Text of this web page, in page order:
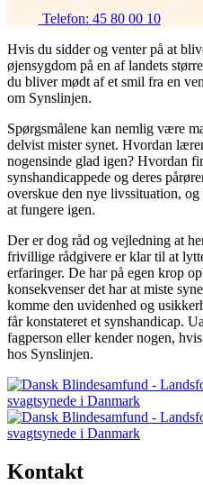
Telefon: 45 80 00 10
Hvis du sidder og venter på at
øjensygdom på en af landets
du bliver mødt af et smil fra en
om Synslinjen.
Spørgsmålene kan nemlig være
delvist mister synet. Hvordan
nogensinde glad igen? Hvordan
synshandicappede og deres
overskue den nye livssituation,
at fungere igen.
Der er dog råd og vejledning at
frivillige rådgivere er klar til at
erfaringer. De har på egen krop
konsekvenser det har at miste
komme den uvidenhed og
får konstateret et synshandicap.
fagperson eller kender nogen,
hos Synslinjen.
Kontakt